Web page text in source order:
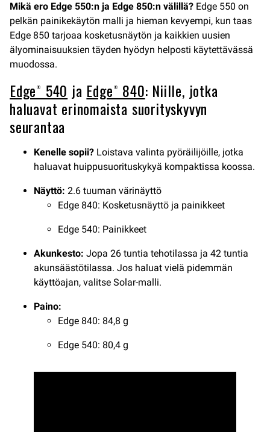
Mikä ero Edge 550:n ja Edge 850:n välillä? Edge 550 on
pelkän painikekäytön malli ja hieman kevyempi, kun taas
Edge 850 tarjoaa kosketusnäytön ja kaikkien uusien
älyominaisuuksien täyden hyödyn helposti käytettävässä
muodossa.
Edge® 540 ja Edge® 840: Niille, jotka
haluavat erinomaista suorityskyvyn
seurantaa
Kenelle sopii? Loistava valinta pyöräilijöille, jotka
haluavat huippusuorituskykyä kompaktissa koossa.
Näyttö: 2.6 tuuman värinäyttö
Edge 840: Kosketusnäyttö ja painikkeet
Edge 540: Painikkeet
Akunkesto: Jopa 26 tuntia tehotilassa ja 42 tuntia
akunsäästötilassa. Jos haluat vielä pidemmän
käyttöajan, valitse Solar-malli.
Paino:
Edge 840: 84,8 g
Edge 540: 80,4 g